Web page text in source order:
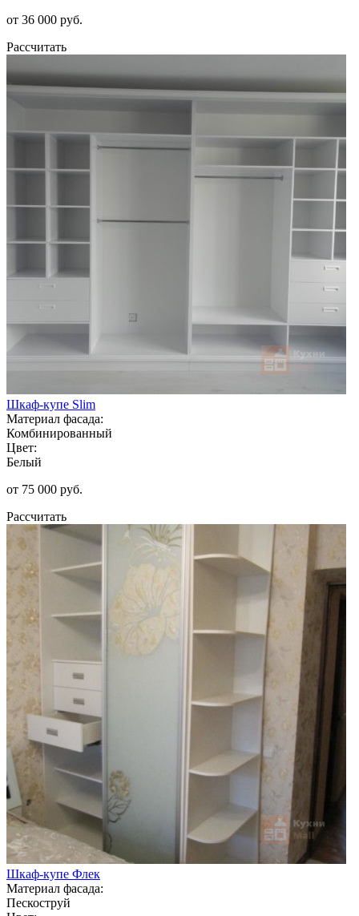
от 36 000 руб.
Рассчитать
Шкаф-купе Slim
Материал фасада:
Комбинированный
Цвет:
Белый
от 75 000 руб.
Рассчитать
Шкаф-купе Флек
Материал фасада:
Пескоструй